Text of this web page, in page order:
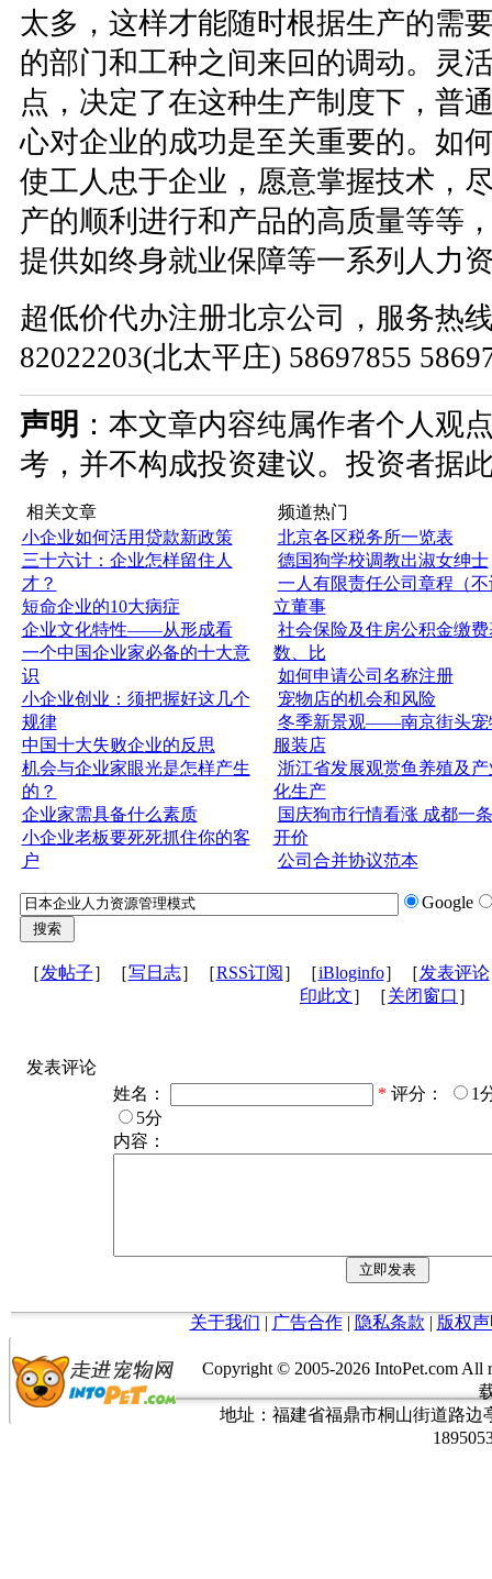
太多，这样才能随时根据生产的需
的部门和工种之间来回的调动。灵
点，决定了在这种生产制度下，普
心对企业的成功是至关重要的。如
使工人忠于企业，愿意掌握技术，
产的顺利进行和产品的高质量等等
提供如终身就业保障等一系列人力
超低价代办注册北京公司，服务热
82022203(北太平庄) 58697855
声明 ：本文章内容纯属作者个人观
考，并不构成投资建议。投资者据
相关文章
小企业如何活用贷款新政策
三十六计：企业怎样留住人
才？
短命企业的10大病症
企业文化特性——从形成看
一个中国企业家必备的十大意
识
小企业创业：须把握好这几个
规律
中国十大失败企业的反思
机会与企业家眼光是怎样产生
的？
企业家需具备什么素质
小企业老板要死死抓住你的客
户
频道热门
北京各区税务所一览表
德国狗学校调教出淑女绅士
一人有限责任公司章程（不
立董事
社会保险及住房公积金缴费
数、比
如何申请公司名称注册
宠物店的机会和风险
冬季新景观——南京街头宠
服装店
浙江省发展观赏鱼养殖及产
化生产
国庆狗市行情看涨 成都一
开价
公司合并协议范本
Google
［发帖子］［写日志］［RSS订阅 ］［iBloginfo］［发表评论
印此文］［关闭窗口 ］
发表评论
姓名：
* 评分：
1
5分
内容：
关于我们 | 广告合作| 隐私条款 | 版权
Copyright © 2005-2026 IntoPet.com
地址：福建省福鼎市桐山街道路边